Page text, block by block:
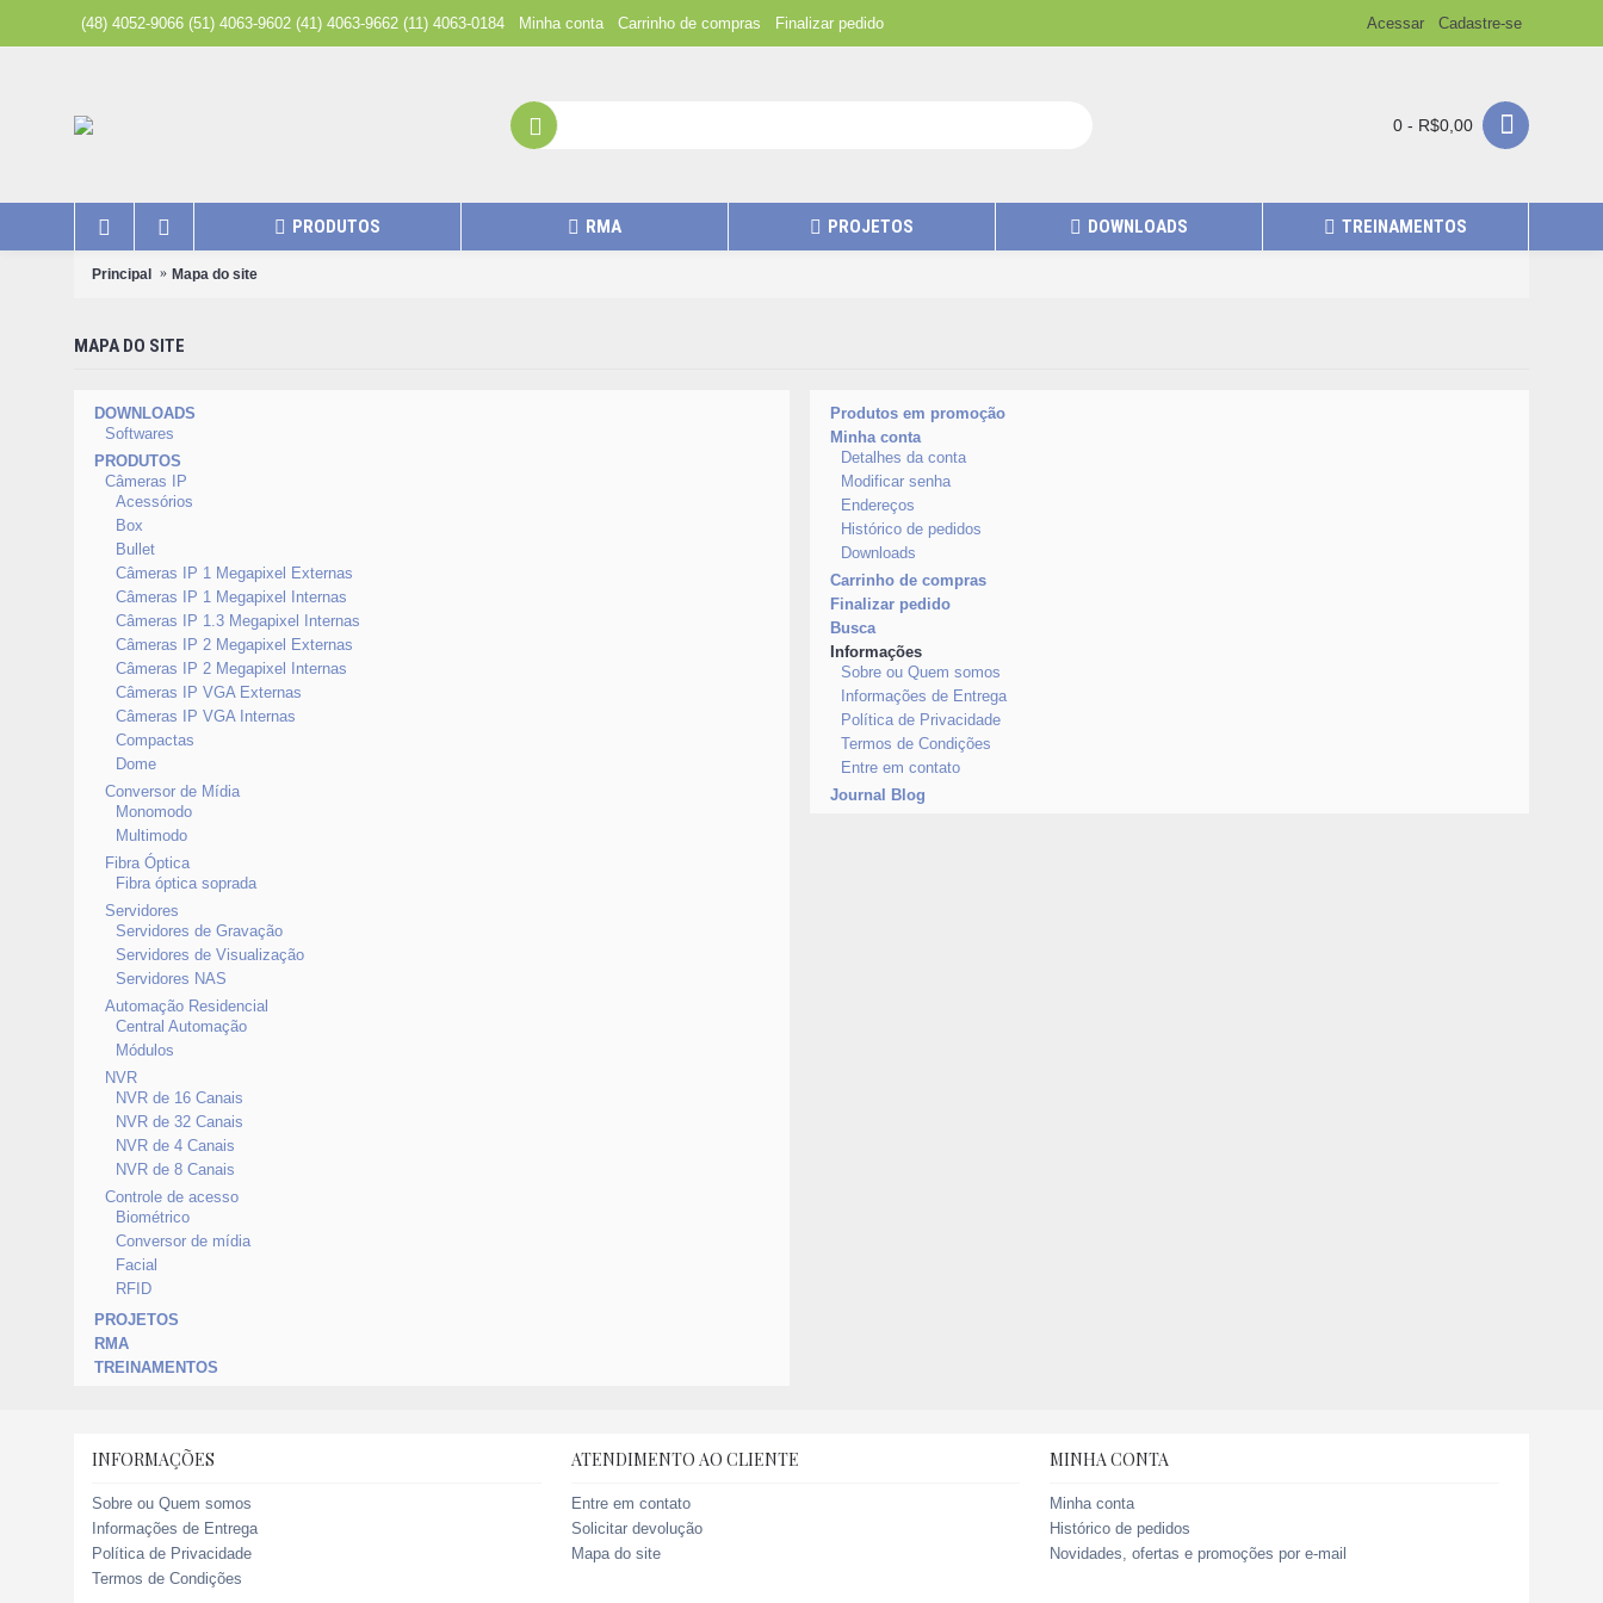
(48) 4052-9066 (51) 4063-9602 (41) 4063-9662 (11) 4063-0184 Minha conta Carrinho de compras Finalizar pedido Acessar Cadastre-se
0 - R$0,00
PRODUTOS RMA PROJETOS DOWNLOADS TREINAMENTOS
Principal Mapa do site
MAPA DO SITE
DOWNLOADS
Softwares
PRODUTOS
Câmeras IP
Acessórios
Box
Bullet
Câmeras IP 1 Megapixel Externas
Câmeras IP 1 Megapixel Internas
Câmeras IP 1.3 Megapixel Internas
Câmeras IP 2 Megapixel Externas
Câmeras IP 2 Megapixel Internas
Câmeras IP VGA Externas
Câmeras IP VGA Internas
Compactas
Dome
Conversor de Mídia
Monomodo
Multimodo
Fibra Óptica
Fibra óptica soprada
Servidores
Servidores de Gravação
Servidores de Visualização
Servidores NAS
Automação Residencial
Central Automação
Módulos
NVR
NVR de 16 Canais
NVR de 32 Canais
NVR de 4 Canais
NVR de 8 Canais
Controle de acesso
Biométrico
Conversor de mídia
Facial
RFID
PROJETOS
RMA
TREINAMENTOS
Produtos em promoção
Minha conta
Detalhes da conta
Modificar senha
Endereços
Histórico de pedidos
Downloads
Carrinho de compras
Finalizar pedido
Busca
Informações
Sobre ou Quem somos
Informações de Entrega
Política de Privacidade
Termos de Condições
Entre em contato
Journal Blog
INFORMAÇÕES
Sobre ou Quem somos
Informações de Entrega
Política de Privacidade
Termos de Condições
ATENDIMENTO AO CLIENTE
Entre em contato
Solicitar devolução
Mapa do site
MINHA CONTA
Minha conta
Histórico de pedidos
Novidades, ofertas e promoções por e-mail